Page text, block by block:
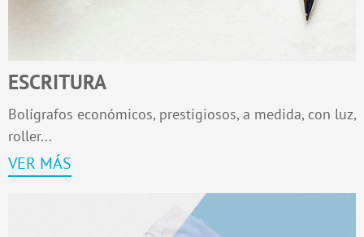
ESCRITURA
Bolígrafos económicos, prestigiosos, a medida, con luz,
roller...
VER MÁS